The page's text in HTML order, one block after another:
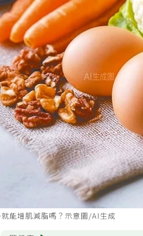
能增肌減脂嗎？示意圖/AI生成